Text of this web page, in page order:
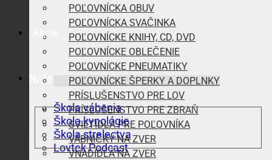
Akcie
Naše aktivity
Škola vábenia
Škola kynológie
Škola strelectva
Lovtek Podcast
POĽOVNÍCKA OBUV
POĽOVNÍCKA SVAČINKA
POĽOVNÍCKE KNIHY, CD, DVD
POĽOVNÍCKE OBLEČENIE
POĽOVNÍCKE PNEUMATIKY
POĽOVNÍCKE ŠPERKY A DOPLNKY
PRÍSLUŠENSTVO PRE LOV
PRÍSLUŠENSTVO PRE ZBRAŇ
SVIETIDLÁ PRE POĽOVNÍKA
VÁBNIČKY NA ZVER
VNADIDLÁ NA ZVER